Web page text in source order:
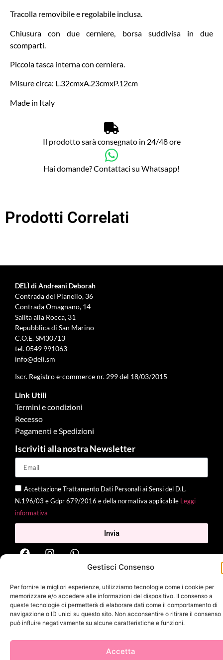
Gestisci Consenso
Per fornire le migliori esperienze, utilizziamo tecnologie come i cookie per
memorizzare e/o accedere alle informazioni del dispositivo. Il consenso a
queste tecnologie ci permetterà di elaborare dati come il comportamento di
navigazione o ID unici su questo sito. Non acconsentire o ritirare il consenso
può influire negativamente su alcune caratteristiche e funzioni.
Accetta
Tracolla removibile e regolabile inclusa.
Chiusura con due cerniere, borsa suddivisa in due
scomparti.
Piccola tasca interna con cerniera.
Misure circa: L.32cmxA.23cmxP.12cm
Made in Italy
Il prodotto sarà consegnato in 24/48 ore
Hai domande? Contattaci su Whatsapp!
Prodotti Correlati
DELÌ di Andreani Deborah
Contrada del Pianello, 36
Contrada Omagnano, 14
Salita alla Rocca, 31
Repubblica di San Marino
C.O.E. SM30713
tel.0549 991063
info@deli.sm
Iscr. Registro e-commerce nr. 299 del 18/03/2015
Link Utili
Termini e condizioni
Recesso
Pagamenti e Spedizioni
Iscriviti alla nostra Newsletter
Accettazione Trattamento Dati Personali ai Sensi del D.L.
N.196/03 e Gdpr 679/2016 e della normativa applicabile Leggi
informativa
Invia
2025 Delì | Privacy Policy Cookie Policy | Made with by
Jenny
Mina